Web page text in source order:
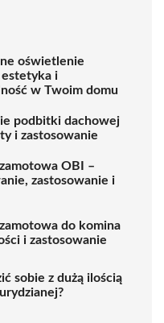
oświetlenie
i
w Twoim domu
podbitki dachowej
i zastosowanie
OBI –
zastosowanie i
do komina
i zastosowanie
sobie z dużą ilością